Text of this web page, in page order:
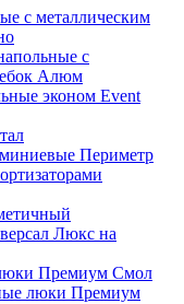
с металлическим
с
Алюм
эконом Event
Периметр
Люкс на
Премиум Смол
люки Премиум